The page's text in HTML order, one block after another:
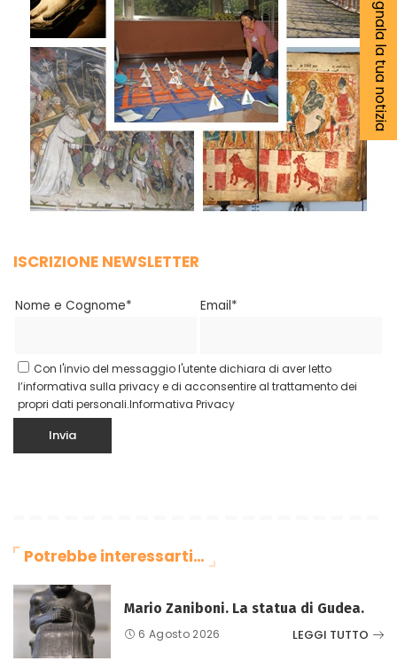
ISCRIZIONE NEWSLETTER
Nome e Cognome* Email*
Con l'invio del messaggio l'utente dichiara di aver letto
l’informativa sulla privacy e di acconsentire al trattamento dei
propri dati personali.Informativa Privacy
Potrebbe interessarti…
Mario Zaniboni. La statua di Gudea.
6 Agosto 2026 LEGGI TUTTO
Segnala la tua notizia